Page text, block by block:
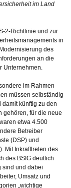
im Land
2-Richtlinie und zur
in
des
an die
Unternehmen.
im Rahmen
müssen selbständig
künftig zu den
gehören, für die neue
etwa 4.500
Betreiber
(DSP) und
Mit Inkrafttreten des
des BSIG deutlich
sind und dabei
Umsatz und
„wichtige